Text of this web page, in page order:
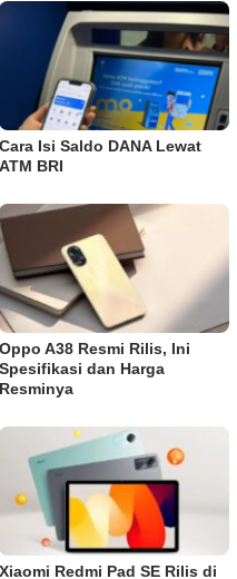
Cara Isi Saldo DANA Lewat
ATM BRI
Oppo A38 Resmi Rilis, Ini
Spesifikasi dan Harga
Resminya
Xiaomi Redmi Pad SE Rilis di